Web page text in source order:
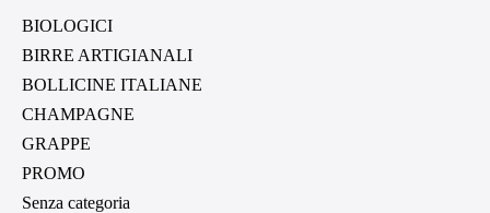
BIOLOGICI
BIRRE ARTIGIANALI
BOLLICINE ITALIANE
CHAMPAGNE
GRAPPE
PROMO
Senza categoria